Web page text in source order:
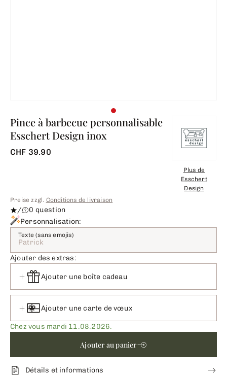
Pince à barbecue personnalisable
Esschert Design inox
CHF 39.90
Plus de
Esschert
Design
Preise zzgl. Conditions de livraison
/
0 question
Personnalisation:
Texte (sans emojis)
Ajouter des extras:
Ajouter une boîte cadeau
Ajouter une carte de vœux
Chez vous mardi 11.08.2026.
Ajouter au panier
Détails et informations